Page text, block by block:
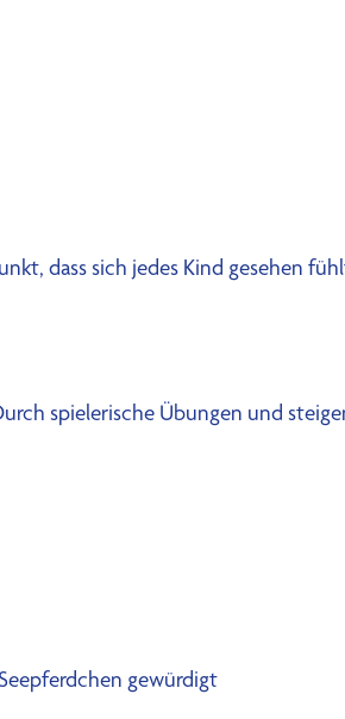
dass sich jedes Kind gesehen
spielerische Übungen und
gewürdigt